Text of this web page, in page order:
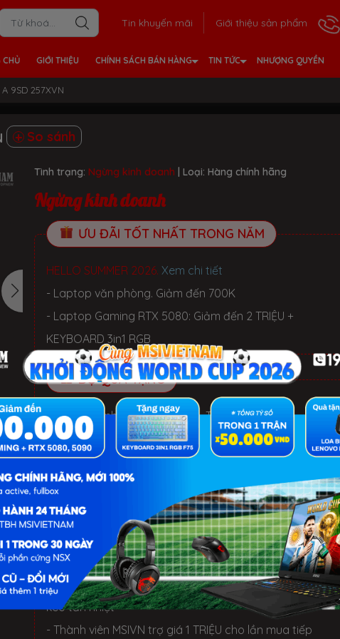
Tin khuyến mãi Giới thiệu sản phẩm
CHỦ GIỚI THIỆU CHÍNH SÁCH BÁN HÀNG TIN TỨC NHƯỢNG QUYỀN
9SD 257XVN
So sánh
Tình trạng: Ngừng kinh doanh | Loại: Hàng chính hãng
Ngừng kinh doanh
ƯU ĐÃI TỐT NHẤT TRONG NĂM
HELLO SUMMER 2026. Xem chi tiết
- Laptop văn phòng. Giảm đến 700K
- Laptop Gaming RTX 5080: Giảm đến 2 TRIỆU +
KEYBOARD 3in1 RGB
BỘ QUÀ TẶNG
✓ Hàng chính hãng, Mới 100%, Thùng hộp NSX
✓ Bảo hành 12 Tháng tại TTBH MSI toàn quốc
✓ 1 đổi 1 trong 30 ngày nếu lỗi phần cứng NSX
✓ Miễn phí 3 năm: cài đặt phần mềm và vệ sinh
LỢI ÍCH KHI MUA TẠI MSIVIETNAM
- 1 Đổi 1 trong 30 ngày nếu lỗi phần cứng NSX
- Miễn phí 3 Năm: cài đặt HĐH, Software, vệ sinh, thay
keo tản nhiệt
- Thành viên MSIVN trợ giá 1 TRIỆU cho lần mua tiếp